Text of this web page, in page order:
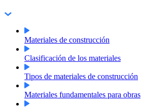
Materiales de construcción
Clasificación de los materiales
Tipos de materiales de construcción
Materiales fundamentales para obras